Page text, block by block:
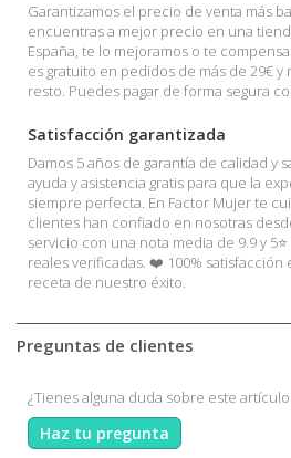
Garantizamos el precio de venta más
encuentras a mejor precio en una
España, te lo mejoramos o te
es gratuito en pedidos de más de 29€
resto. Puedes pagar de forma segura
Satisfacción garantizada
Damos 5 años de garantía de calidad y
ayuda y asistencia gratis para que la
siempre perfecta. En Factor Mujer te
clientes han confiado en nosotras
servicio con una nota media de 9.9 y
reales verificadas. ❤️ 100% satisfacción
receta de nuestro éxito.
Preguntas de clientes
¿Tienes alguna duda sobre este
Haz tu pregunta